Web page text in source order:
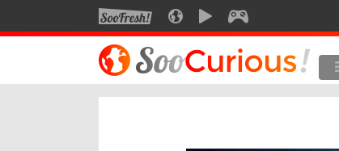
SOOFRESHSOOCURIOUSSOOMOTION